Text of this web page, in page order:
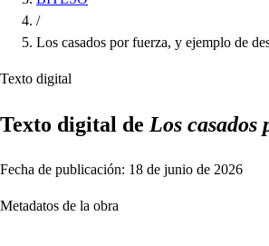
/
Los casados por fuerza, y ejemplo de
Texto digital
Texto digital de Los casados
Fecha de publicación: 18 de junio de 2026
Metadatos de la obra